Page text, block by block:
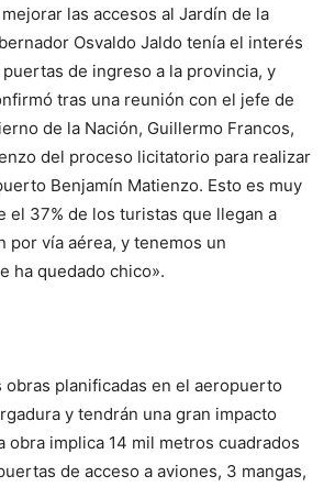
las accesos al Jardín de la
Osvaldo Jaldo tenía el interés
de ingreso a la provincia, y
tras una reunión con el jefe de
de la Nación, Guillermo Francos,
del proceso licitatorio para realizar
Benjamín Matienzo. Esto es muy
el 37% de los turistas que llegan a
por vía aérea, y tenemos un
ha quedado chico».
obras planificadas en el aeropuerto
y tendrán una gran impacto
obra implica 14 mil metros cuadrados
de acceso a aviones, 3 mangas,